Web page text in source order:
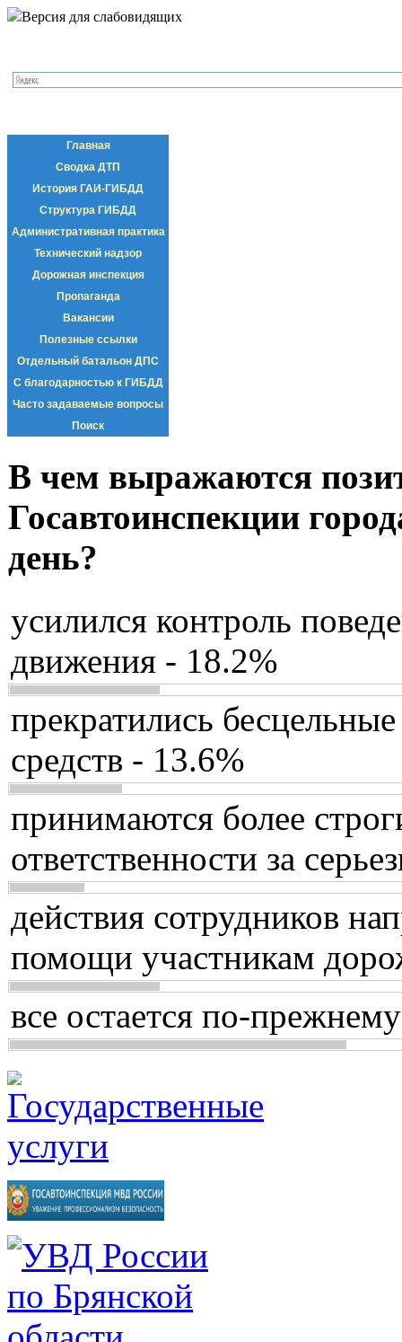
Версия для слабовидящих
Главная
Сводка ДТП
История ГАИ-ГИБДД
Структура ГИБДД
Административная практика
Технический надзор
Дорожная инспекция
Пропаганда
Вакансии
Полезные ссылки
Отдельный батальон ДПС
С благодарностью к ГИБДД
Часто задаваемые вопросы
Поиск
В чем выражаются
Госавтоинспекции
день?
усилился контроль
движения - 18.2%
прекратились
средств - 13.6%
принимаются более
ответственности за
действия сотрудников
помощи участникам
все остается по-